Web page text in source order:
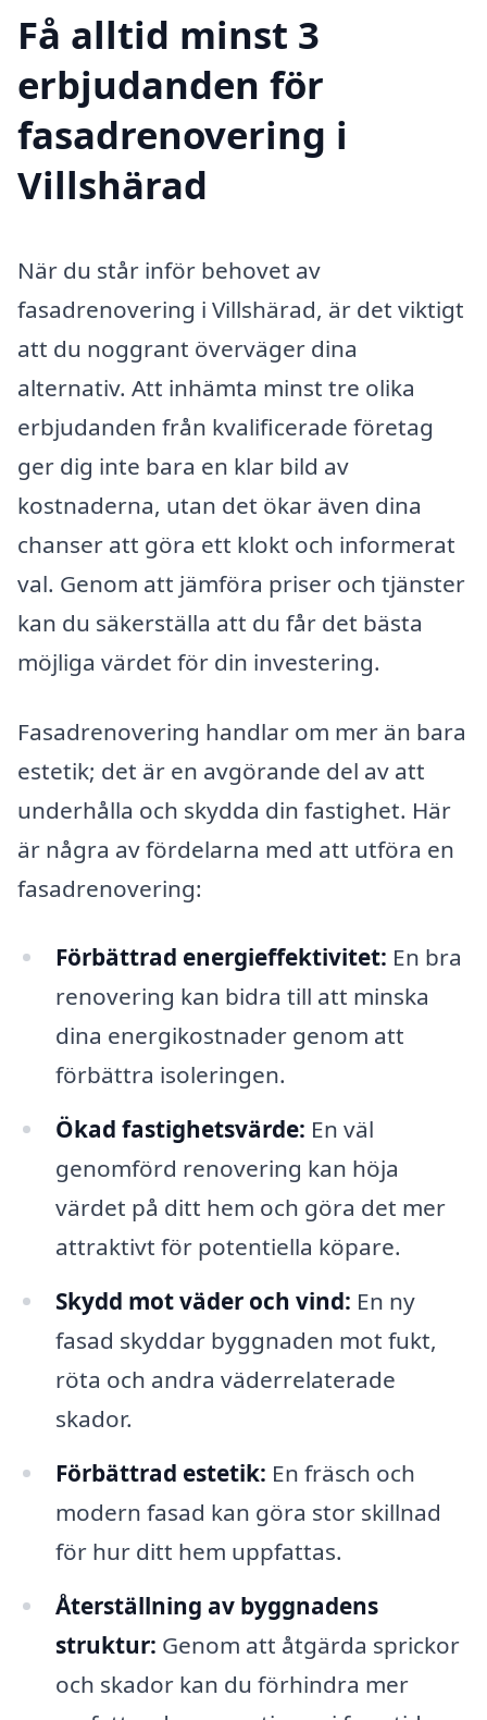
Få alltid minst 3
erbjudanden för
fasadrenovering i
Villshärad
När du står inför behovet av
fasadrenovering i Villshärad, är det viktigt
att du noggrant överväger dina
alternativ. Att inhämta minst tre olika
erbjudanden från kvalificerade företag
ger dig inte bara en klar bild av
kostnaderna, utan det ökar även dina
chanser att göra ett klokt och informerat
val. Genom att jämföra priser och tjänster
kan du säkerställa att du får det bästa
möjliga värdet för din investering.
Fasadrenovering handlar om mer än bara
estetik; det är en avgörande del av att
underhålla och skydda din fastighet. Här
är några av fördelarna med att utföra en
fasadrenovering:
Förbättrad energieffektivitet: En bra
renovering kan bidra till att minska
dina energikostnader genom att
förbättra isoleringen.
Ökad fastighetsvärde: En väl
genomförd renovering kan höja
värdet på ditt hem och göra det mer
attraktivt för potentiella köpare.
Skydd mot väder och vind: En ny
fasad skyddar byggnaden mot fukt,
röta och andra väderrelaterade
skador.
Förbättrad estetik: En fräsch och
modern fasad kan göra stor skillnad
för hur ditt hem uppfattas.
Återställning av byggnadens
struktur: Genom att åtgärda sprickor
och skador kan du förhindra mer